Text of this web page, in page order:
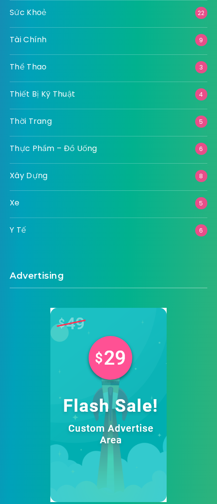
Sức Khoẻ 22
Tài Chính 9
Thể Thao 3
Thiết Bị Kỹ Thuật 4
Thời Trang 5
Thực Phẩm – Đồ Uống 6
Xây Dựng 8
Xe 5
Y Tế 6
Advertising